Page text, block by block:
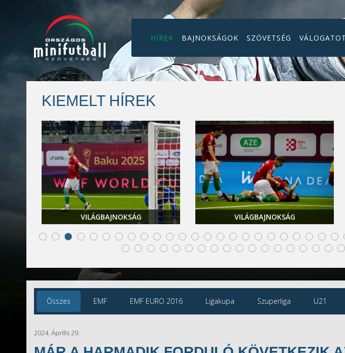
HÍREK BAJNOKSÁGOK SZÖVETSÉG
KIEMELT HÍREK
VILÁGBAJNOKSÁG VILÁGBAJNOKSÁG
Összes EMF EMF EURO 2016 Ligakupa Szuperliga U21
2024. Április 29.